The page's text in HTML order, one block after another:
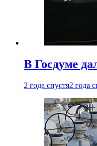
В Госдуме
2 года спустя2 года